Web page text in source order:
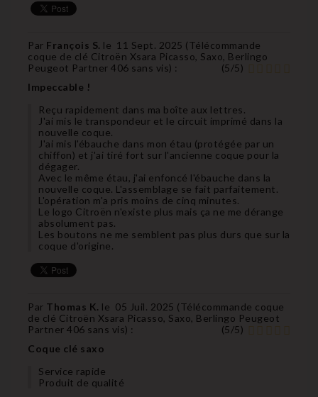
Par François S. le 11 Sept. 2025 (Télécommande
coque de clé Citroën Xsara Picasso, Saxo, Berlingo
Peugeot Partner 406 sans vis) : (5/5)
Impeccable !
Reçu rapidement dans ma boîte aux lettres.
J'ai mis le transpondeur et le circuit imprimé dans la
nouvelle coque.
J'ai mis l'ébauche dans mon étau (protégée par un
chiffon) et j'ai tiré fort sur l'ancienne coque pour la
dégager.
Avec le même étau, j'ai enfoncé l'ébauche dans la
nouvelle coque. L'assemblage se fait parfaitement.
L'opération m'a pris moins de cinq minutes.
Le logo Citroën n'existe plus mais ça ne me dérange
absolument pas.
Les boutons ne me semblent pas plus durs que sur la
coque d'origine.
Par Thomas K. le 05 Juil. 2025 (Télécommande coque
de clé Citroën Xsara Picasso, Saxo, Berlingo Peugeot
Partner 406 sans vis) : (5/5)
Coque clé saxo
Service rapide
Produit de qualité